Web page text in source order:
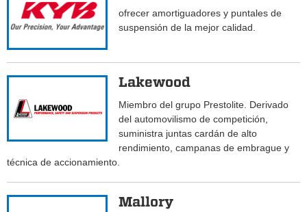
ofrecer amortiguadores y puntales de
suspensión de la mejor calidad.
Lakewood
Miembro del grupo Prestolite. Derivado
del automovilismo de competición,
suministra juntas cardán de alto
rendimiento, campanas de embrague y
técnica de accionamiento.
Mallory